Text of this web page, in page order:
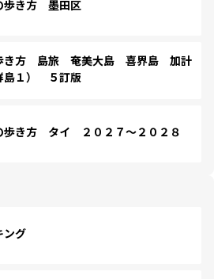
歩き方 墨田区
き方 島旅 奄美大島 喜界島 加計
島１） ５訂版
歩き方 タイ ２０２７～２０２８
ング